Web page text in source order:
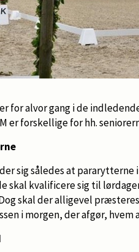
for alvor gang i de
er forskellige for hh.
sig således at pararytterne
skal kvalificere sig til
skal der alligevel
i morgen, der afgør,